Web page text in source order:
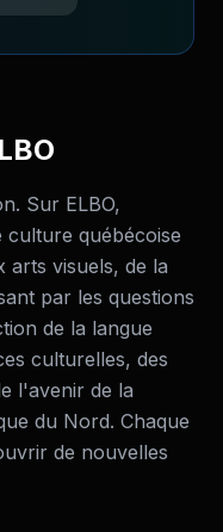
Sur ELBO,
culture québécoise
arts visuels, de la
par les questions
de la langue
culturelles, des
l'avenir de la
du Nord. Chaque
de nouvelles